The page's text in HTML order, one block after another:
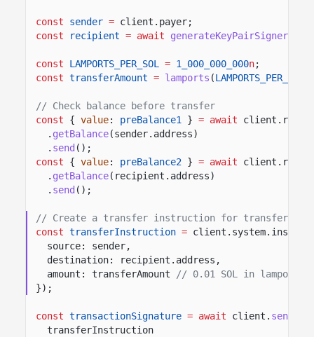
const sender = client.payer;
const
recipient = await generateKeyPairSigner
const LAMPORTS_PER_SOL = 1_000_000_000n;
const transferAmount = lamports (LAMPORTS_PER_SOL
// Check balance before transfer
const
{ value: preBalance1 } = await
client.rpc
. getBalance(sender.address)
. send ();
const
{ value: preBalance2 } = await
client.rpc
. getBalance(recipient.address)
. send ();
// Create a transfer instruction for transferring
const transferInstruction =
source: sender,
destination: recipient.address,
amount: transferAmount
// 0.01 SOL in lamports
});
const transactionSignature = await client.
transferInstruction